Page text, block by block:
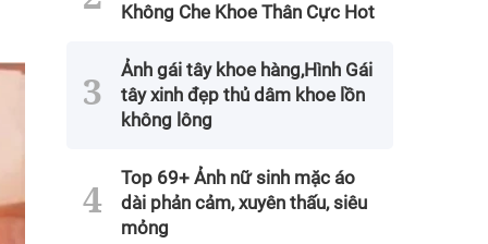
Không Che Khoe Thân Cực Hot
Ảnh gái tây khoe hàng,Hình Gái
tây xinh đẹp thủ dâm khoe lồn
không lông
Top 69+ Ảnh nữ sinh mặc áo
dài phản cảm, xuyên thấu, siêu
mỏng